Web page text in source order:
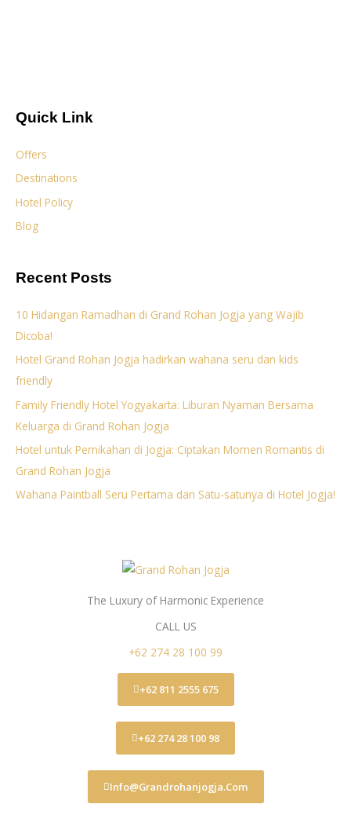
Quick Link
Offers
Destinations
Hotel Policy
Blog
Recent Posts
10 Hidangan Ramadhan di Grand Rohan Jogja yang Wajib
Dicoba!
Hotel Grand Rohan Jogja hadirkan wahana seru dan kids
friendly
Family Friendly Hotel Yogyakarta: Liburan Nyaman Bersama
Keluarga di Grand Rohan Jogja
Hotel untuk Pernikahan di Jogja: Ciptakan Momen Romantis di
Grand Rohan Jogja
Wahana Paintball Seru Pertama dan Satu-satunya di Hotel Jogja!
The Luxury of Harmonic Experience
CALL US
+62 274 28 100 99
+62 811 2555 675
+62 274 28 100 98
Info@grandrohanjogja.com